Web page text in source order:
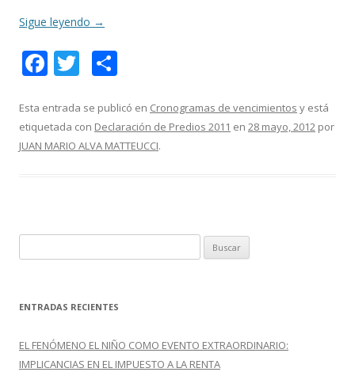
Sigue leyendo →
F
e
b
T
itt
er
m
p
Esta entrada se publicó en Cronogramas de vencimientos y está
etiquetada con Declaración de Predios 2011 en 28 mayo, 2012 por
JUAN MARIO ALVA MATTEUCCI.
u
c
r
:
ENTRADAS RECIENTES
EL FENÓMENO EL NIÑO COMO EVENTO EXTRAORDINARIO:
IMPLICANCIAS EN EL IMPUESTO A LA RENTA